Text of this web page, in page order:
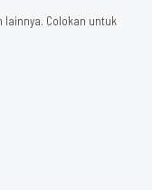
lainnya. Colokan untuk